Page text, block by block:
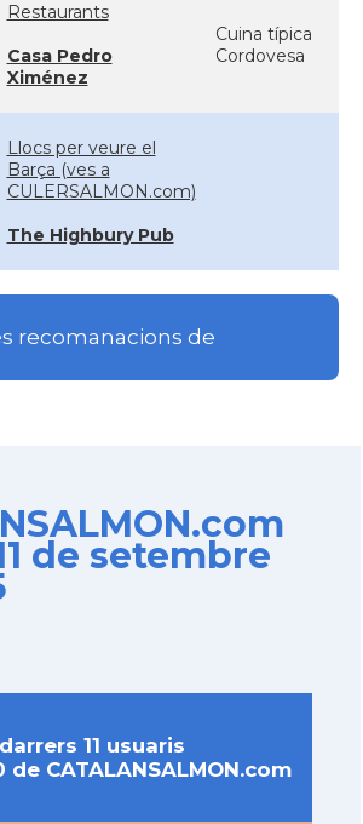
Restaurants
Casa Pedro
Ximénez
Cuina típica
Cordovesa
Llocs per veure el
Barça (ves a
CULERSALMON.com)
The Highbury Pub
recomanacions de
de setembre
darrers 11 usuaris
de CATALANSALMON.com